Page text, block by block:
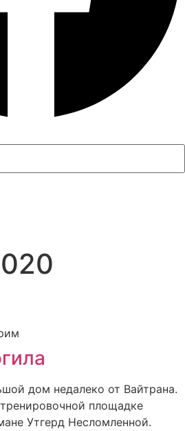
дом недалеко от Вайтрана.
площадке
Утгерд Несломленной.